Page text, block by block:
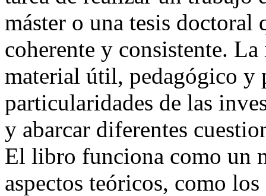
máster o una tesis
coherente y consistente.
material útil, pedagógico y
particularidades de las
y abarcar diferentes
El libro funciona como un
aspectos teóricos, como